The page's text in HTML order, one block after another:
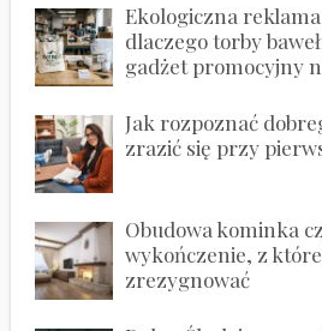
Ekologiczna
dlaczego torby
gadżet promocyjny
Jak rozpoznać
zrazić się przy
Obudowa kominka
wykończenie, z
zrezygnować